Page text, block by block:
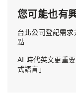
您可能也有
台北公司登記需
點
AI 時代英文更重
式語言」